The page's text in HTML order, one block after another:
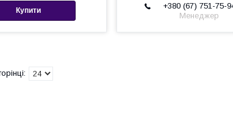
Купити
+380 (67) 751-75-
Менеджер